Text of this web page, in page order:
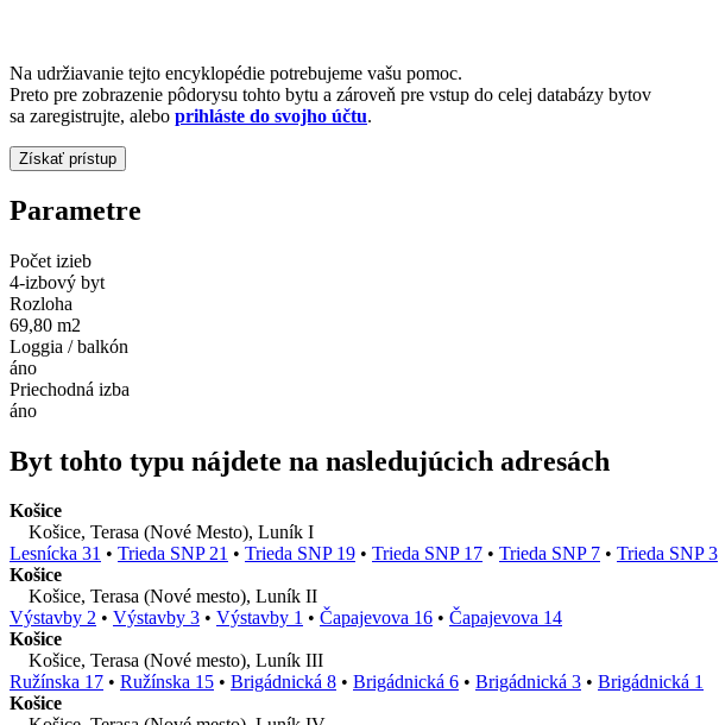
Na udržiavanie tejto encyklopédie potrebujeme vašu pomoc.
Preto pre zobrazenie pôdorysu tohto bytu a zároveň pre vstup do celej databázy bytov
sa zaregistrujte, alebo prihláste do svojho účtu.
Parametre
Počet izieb
4-izbový byt
Rozloha
69,80 m2
Loggia / balkón
áno
Priechodná izba
áno
Byt tohto typu nájdete na nasledujúcich adresách
Košice
Košice, Terasa (Nové Mesto), Luník I
Lesnícka 31 • Trieda SNP 21 • Trieda SNP 19 • Trieda SNP 17 • Trieda SNP 7 • Trieda SNP 3
Košice
Košice, Terasa (Nové mesto), Luník II
Výstavby 2 • Výstavby 3 • Výstavby 1 • Čapajevova 16 • Čapajevova 14
Košice
Košice, Terasa (Nové mesto), Luník III
Ružínska 17 • Ružínska 15 • Brigádnická 8 • Brigádnická 6 • Brigádnická 3 • Brigádnická 1
Košice